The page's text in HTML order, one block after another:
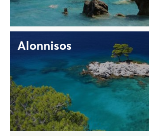
Alonnisos